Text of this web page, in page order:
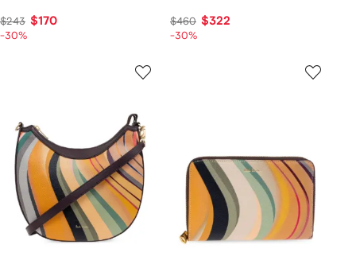
$243 $170
-30%
$460 $322
-30%